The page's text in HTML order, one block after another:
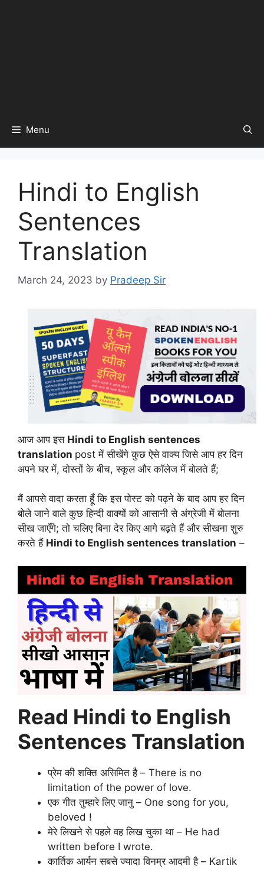
Menu
Hindi to English
Sentences
Translation
March 24, 2023 by Pradeep Sir
आज आप इस Hindi to English sentences
translation post में सीखेंगे कुछ ऐसे वाक्य जिसे आप हर दिन
अपने घर में, दोस्तों के बीच, स्कूल और कॉलेज में बोलते हैं;
मैं आपसे वादा करता हूँ कि इस पोस्ट को पढ़ने के बाद आप हर दिन
बोले जाने वाले कुछ हिन्दी वाक्यों को आसानी से अंग्रेजी में बोलना
सीख जाएँगे; तो चलिए बिना देर किए आगे बढ़ते हैं और सीखना शुरु
करते हैं Hindi to English sentences translation –
Read Hindi to English
Sentences Translation
प्रेम की शक्ति असिमित है – There is no
limitation of the power of love.
एक गीत तुम्हारे लिए जानु – One song for you,
beloved !
मेरे लिखने से पहले वह लिख चुका था – He had
written before I wrote.
कार्तिक आर्यन सबसे ज्यादा विनम्र आदमी है – Kartik